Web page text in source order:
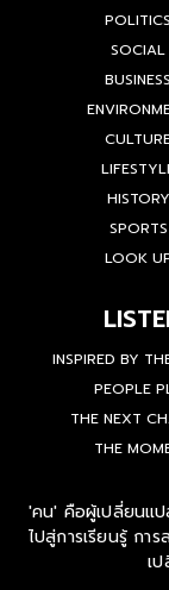
POLITICS
SOCIAL
BUSINESS
HISTORY
SPORTS
LOOK
INSPIRED BY
PEOPLE
THE NEXT
THE
'คน' คือผู้เปลี่ยนแป
ไปสู่การเรียนรู้ กา
เ